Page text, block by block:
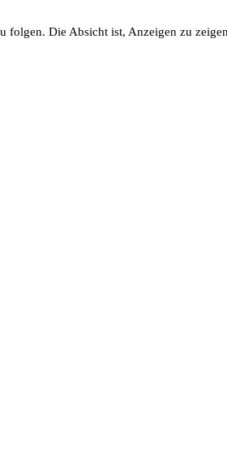
folgen. Die Absicht ist, Anzeigen zu